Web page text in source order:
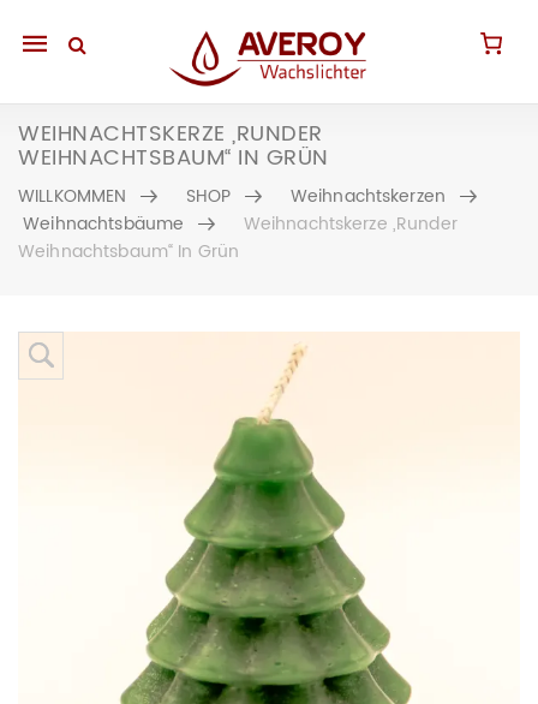
Mobile
WEIHNACHTSKERZE „RUNDER
WEIHNACHTSBAUM“ IN GRÜN
WILLKOMMEN SHOP
Weihnachtskerzen
Weihnachtsbäume
Weihnachtskerze „Runder
Weihnachtsbaum“ In Grün
Skip to content